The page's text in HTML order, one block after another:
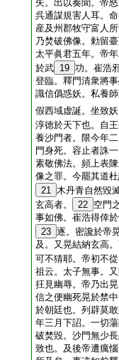
矢。出以奏聞。帝
呉通謀規害人耳。
産及州郡牧守富人
乃焚破佛像。勅留
太平眞君五年。帝
於武 19 功。崔浩
登臨。釋門清衆將
識信僞惑妖。私養
假西域虚誕。坐致妖
淳徳於天下也。自
養沙門者。限今年
門身死。容止者誅
素敬佛法。頻上表
像之罪。今罷其道
21 木丹青自然毀
玄高者。
22 空門
事如佛。崔浩得倖
23 逐。密讒於帝
及。又晃結納玄高
可不猜耶。帝初不
祖云。太子無事。
抂見幽辱。帝乃出
信之便幽死晃於禁
於朝廷也。列辟莫
年三月下詔。一切
破焚毀。沙門無少
致也。及後帝遭癘